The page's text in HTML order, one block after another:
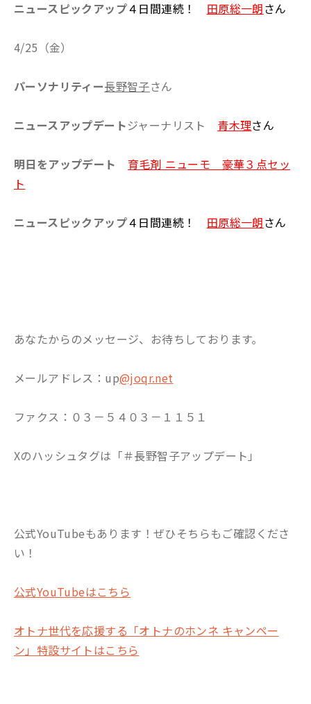
ニュースピックアップ４日間連続！ 田原総一朗さん
4/25（金）
パーソナリティー長野智子さん
ニュースアップデートジャーナリスト 青木理さん
明日をアップデート
育毛剤 ニューモ 豪華３点セッ
ト
ニュースピックアップ４日間連続！ 田原総一朗さん
あなたからのメッセージ、お待ちしております。
メールアドレス：up@joqr.net
ファクス：０３－５４０３－１１５１
Xのハッシュタグは「＃長野智子アップデート」
公式YouTubeもあります！ぜひそちらもご確認くださ
い！
公式YouTubeはこちら
オトナ世代を応援する「オトナのホンネ キャンペー
ン」特設サイトはこちら